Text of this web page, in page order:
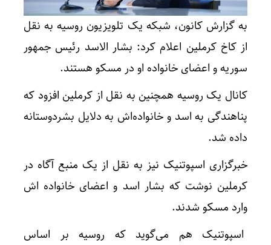
به گزارش کانون، شبکه یک تلویزیون روسیه به نقل
از کاخ کرملین اعلام کرد: بشار الاسد رئیس جمهور
سوریه و اعضای خانواده او در مسکو هستند.
کانال یک روسیه همچنین به نقل از کرملین افزود که
پناهندگی به اسد و خانواده‌اش به دلایل بشردوستانه
داده شد.
خبرگزاری اسپوتنیک نیز به نقل از یک منبع آگاه در
کرملین نوشت که بشار اسد و اعضای خانواده اش
وارد مسکو شدند.
اسپوتنیک هم می‌گوید که روسیه بر اساس